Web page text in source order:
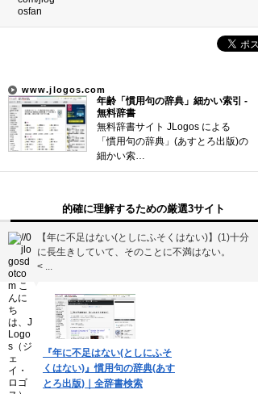
www.jlogos.com
年齢「慣用句の辞典」細かい索引 -
無料辞書
無料辞書サイト JLogos による
「慣用句の辞典」(あすとろ出版)の
細かい索…
的確に理解するための厳選3サイト
【年に不足はない(としにふそくはない)】(1)十分
に長生きしていて、そのことに不満はない。
< ...
『年に不足はない(としにふそ
くはない)』慣用句の辞典(あす
とろ出版)｜全辞書検索
UberEATSをお得に活用す…
エアコンのつけっぱなしは「損」
利用規約
個人情報保護方針
運営会社
Copyright(C) Ea.Inc.
All Right Reserved.